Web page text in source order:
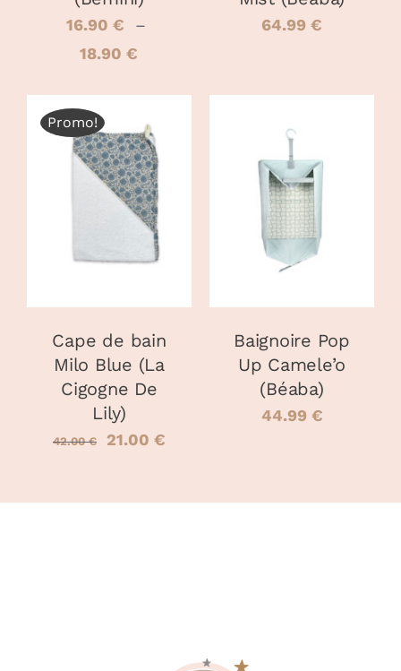
DU
16.90€
–
18.90€
16.90 €
à
18.90 €
64.99 €
Promo!
AJOUTER AU
/
Cape de bain
Milo Blue (La
Cigogne De
Lily)
42.00€
Le
21.00 €Le
AJOUTER AU
PANIER
DÉTAILS
Baignoire Pop
Up Camele’o
(Béaba)
44.99 €